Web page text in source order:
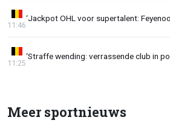
‘Jackpot OHL voor supertalent:
11:46
‘Straffe wending: verrassende club in
11:25
Meer sportnieuws